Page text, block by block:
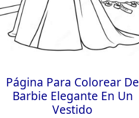
Página Para Colorear De
Barbie Elegante En Un
Vestido